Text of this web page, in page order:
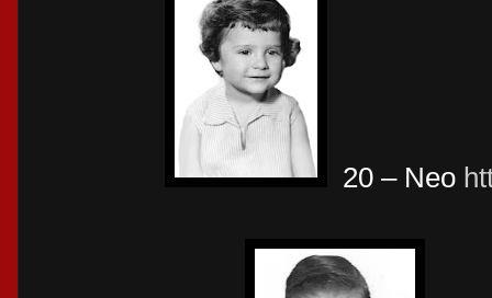
20 – Neo